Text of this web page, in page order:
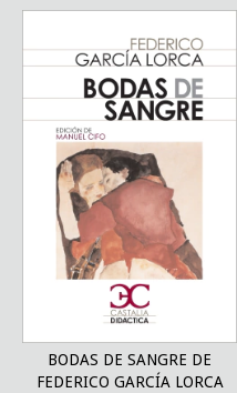
BODAS DE SANGRE DE
FEDERICO GARCÍA LORCA